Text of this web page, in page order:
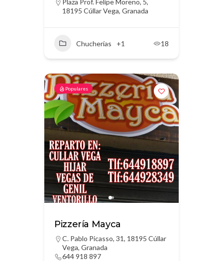
Plaza Prof. Felipe Moreno, 5,
18195 Cúllar Vega, Granada
Chucherías +1 18
Populares
Pizzería Mayca
C. Pablo Picasso, 31, 18195 Cúllar
Vega, Granada
644 918 897